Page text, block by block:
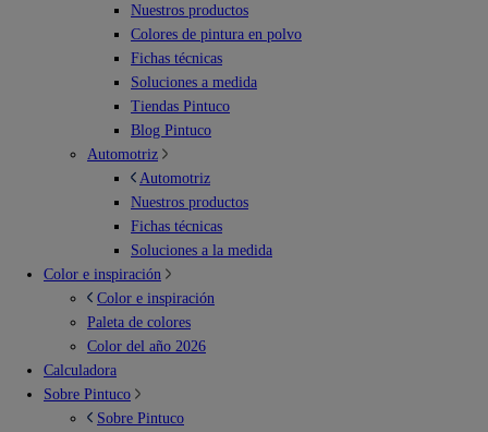
Nuestros productos
Colores de pintura en polvo
Fichas técnicas
Soluciones a medida
Tiendas Pintuco
Blog Pintuco
Automotriz
Automotriz
Nuestros productos
Fichas técnicas
Soluciones a la medida
Color e inspiración
Color e inspiración
Paleta de colores
Color del año 2026
Calculadora
Sobre Pintuco
Sobre Pintuco